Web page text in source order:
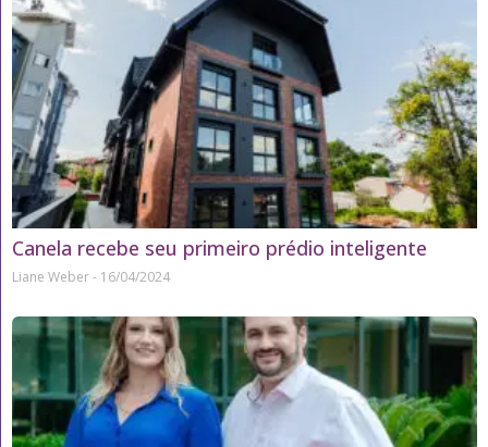
Canela recebe seu primeiro prédio inteligente
Liane Weber 16/04/2024